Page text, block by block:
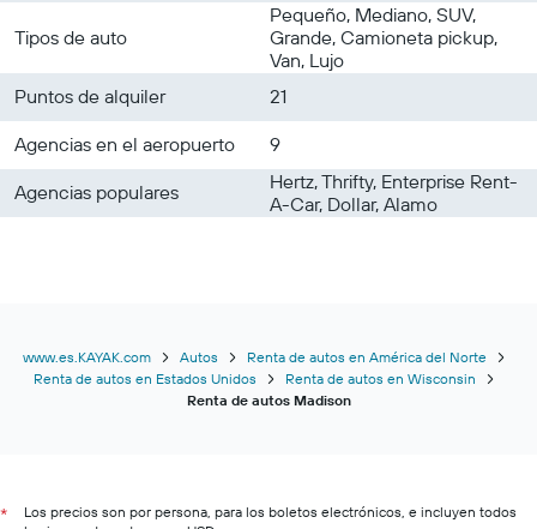
Tipos de auto
Pequeño, Mediano, SUV,
Grande, Camioneta pickup,
Van, Lujo
Puntos de alquiler
21
Agencias en el aeropuerto
9
Agencias populares
Hertz, Thrifty, Enterprise Rent-
A-Car, Dollar, Alamo
www.es.KAYAK.com Autos
Renta de autos en América del Norte
Renta de autos en Estados Unidos
Renta de autos en Wisconsin
Renta de autos Madison
*
Los precios son por persona, para los boletos electrónicos, e incluyen todos